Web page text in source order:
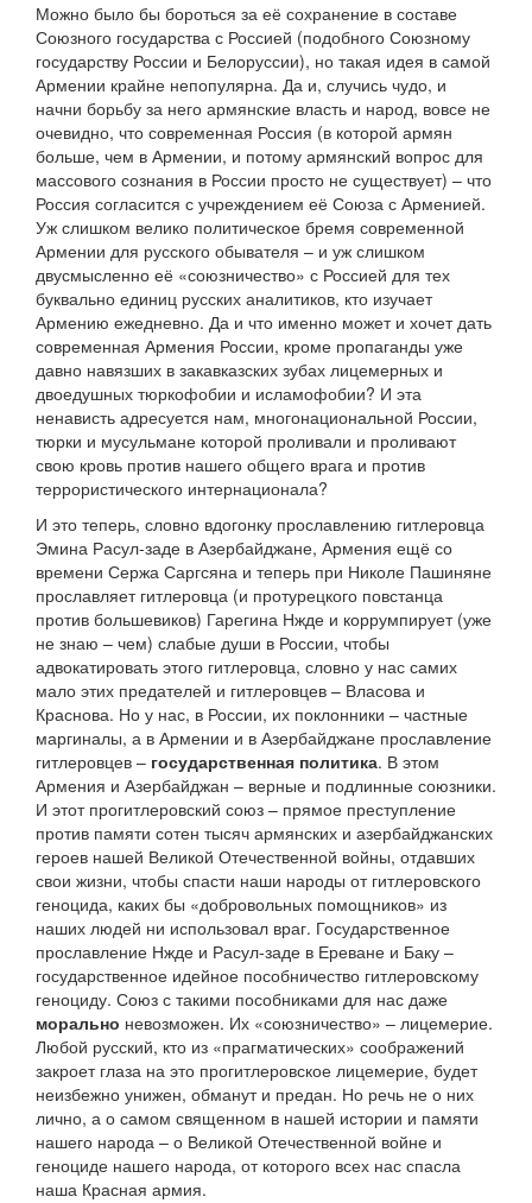
Можно было бы бороться за её сохранение в составе
Союзного государства с Россией (подобного Союзному
государству России и Белоруссии), но такая идея в самой
Армении крайне непопулярна. Да и, случись чудо, и
начни борьбу за него армянские власть и народ, вовсе не
очевидно, что современная Россия (в которой армян
больше, чем в Армении, и потому армянский вопрос для
массового сознания в России просто не существует) – что
Россия согласится с учреждением её Союза с Арменией.
Уж слишком велико политическое бремя современной
Армении для русского обывателя – и уж слишком
двусмысленно её «союзничество» с Россией для тех
буквально единиц русских аналитиков, кто изучает
Армению ежедневно. Да и что именно может и хочет дать
современная Армения России, кроме пропаганды уже
давно навязших в закавказских зубах лицемерных и
двоедушных тюркофобии и исламофобии? И эта
ненависть адресуется нам, многонациональной России,
тюрки и мусульмане которой проливали и проливают
свою кровь против нашего общего врага и против
террористического интернационала?
И это теперь, словно вдогонку прославлению гитлеровца
Эмина Расул-заде в Азербайджане, Армения ещё со
времени Сержа Саргсяна и теперь при Николе Пашиняне
прославляет гитлеровца (и протурецкого повстанца
против большевиков) Гарегина Нжде и коррумпирует (уже
не знаю – чем) слабые души в России, чтобы
адвокатировать этого гитлеровца, словно у нас самих
мало этих предателей и гитлеровцев – Власова и
Краснова. Но у нас, в России, их поклонники – частные
маргиналы, а в Армении и в Азербайджане прославление
гитлеровцев – государственная политика. В этом
Армения и Азербайджан – верные и подлинные союзники.
И этот прогитлеровский союз – прямое преступление
против памяти сотен тысяч армянских и азербайджанских
героев нашей Великой Отечественной войны, отдавших
свои жизни, чтобы спасти наши народы от гитлеровского
геноцида, каких бы «добровольных помощников» из
наших людей ни использовал враг. Государственное
прославление Нжде и Расул-заде в Ереване и Баку –
государственное идейное пособничество гитлеровскому
геноциду. Союз с такими пособниками для нас даже
морально невозможен. Их «союзничество» – лицемерие.
Любой русский, кто из «прагматических» соображений
закроет глаза на это прогитлеровское лицемерие, будет
неизбежно унижен, обманут и предан. Но речь не о них
лично, а о самом священном в нашей истории и памяти
нашего народа – о Великой Отечественной войне и
геноциде нашего народа, от которого всех нас спасла
наша Красная армия.